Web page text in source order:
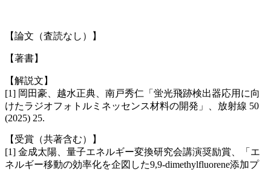
【論文（査読なし）】
【著書】
【解説文】
[1] 岡田豪、越水正典、南戸秀仁「蛍光飛跡検出器応用に向
けたラジオフォトルミネッセンス材料の開発」、放射線 50
(2025) 25.
【受賞（共著含む）】
[1] 金成太陽、量子エネルギー変換研究会講演奨励賞、「エ
ネルギー移動の効率化を企図した9,9-dimethylfluorene添加プ